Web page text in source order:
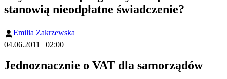
stanowią nieodpłatne świadczenie?
Emilia Zakrzewska
04.06.2011 | 02:00
Jednoznacznie o VAT dla samorządów